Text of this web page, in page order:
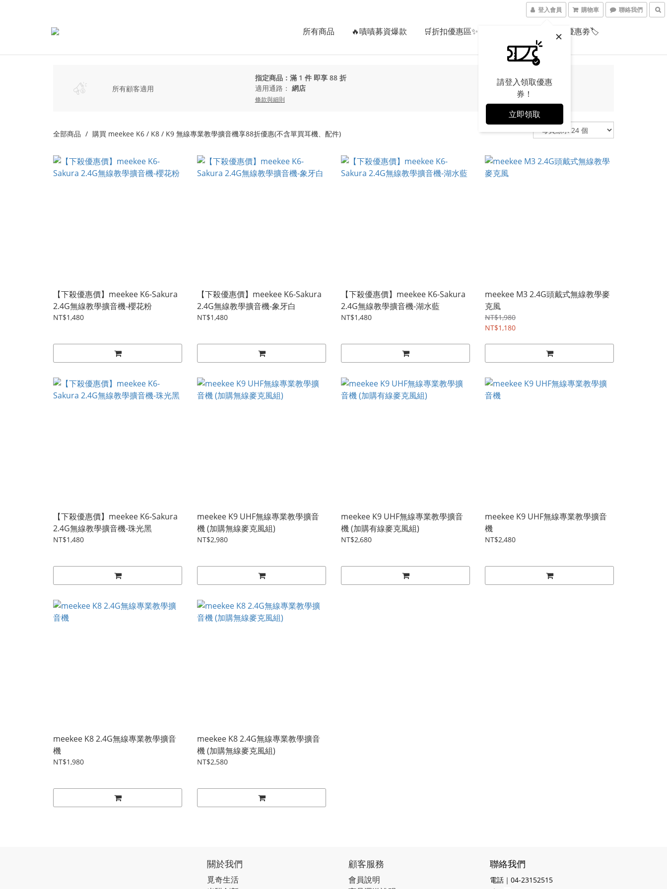
登入會員
請登入領取優惠
券！
立即領取
購物車 聯絡我們
所有商品 🔥嘖嘖募資爆款 🛒折扣優惠區✨ 商品優惠劵🏷️
所有顧客適用
指定商品：滿 1 件 即享 88 折
適用通路： 網店
條款與細則
全部商品 購買 meekee K6 / K8 / K9 無線專業教學擴音機享88折優惠(不含單買耳機、配件)
【下殺優惠價】meekee K6-Sakura
2.4G無線教學擴音機-櫻花粉
NT$1,480
【下殺優惠價】meekee K6-Sakura
2.4G無線教學擴音機-象牙白
NT$1,480
【下殺優惠價】meekee K6-Sakura
2.4G無線教學擴音機-湖水藍
NT$1,480
meekee M3 2.4G頭戴式無線教學麥
克風
NT$1,980
NT$1,180
【下殺優惠價】meekee K6-Sakura
2.4G無線教學擴音機-珠光黑
NT$1,480
meekee K9 UHF無線專業教學擴音
機 (加購無線麥克風組)
NT$2,980
meekee K9 UHF無線專業教學擴音
機 (加購有線麥克風組)
NT$2,680
meekee K9 UHF無線專業教學擴音
機
NT$2,480
meekee K8 2.4G無線專業教學擴音
機
NT$1,980
meekee K8 2.4G無線專業教學擴音
機 (加購無線麥克風組)
NT$2,580
關於我們
覓奇生活
顧客服務
會員說明
聯絡我們
電話｜04-23152515